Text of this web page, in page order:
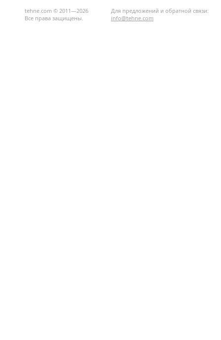
tehne.com © 2011—2026
Все права защищены.
Для предложений и обратной связи:
info@tehne.com